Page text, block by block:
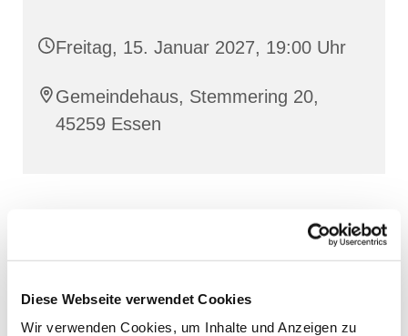
Diese Webseite verwendet Cookies
Wir verwenden Cookies, um Inhalte und Anzeigen zu
Freitag, 15. Januar 2027, 19:00 Uhr
Gemeindehaus, Stemmering 20,
45259 Essen